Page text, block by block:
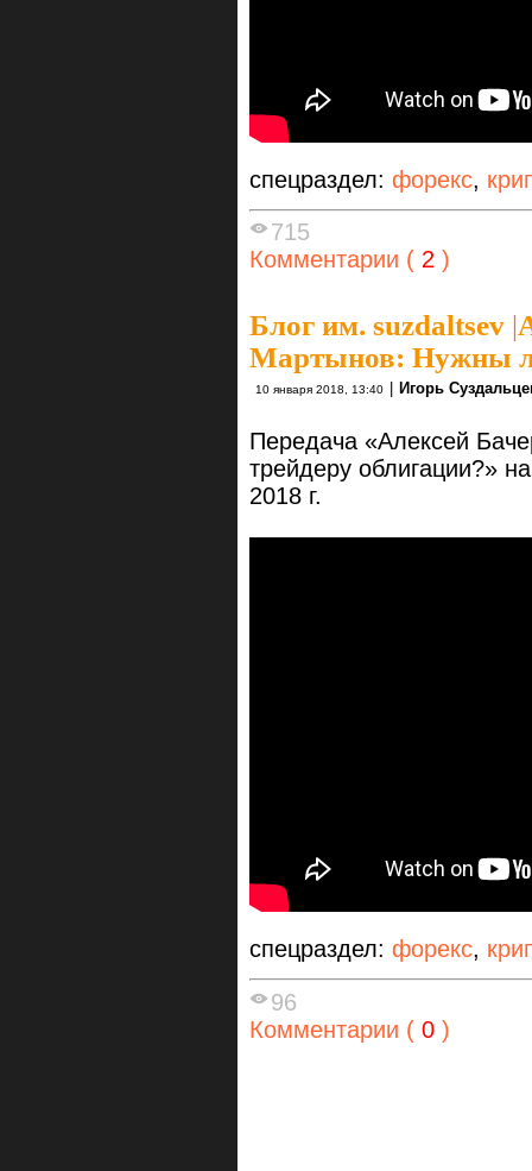
спецраздел: форекс,
715
Комментарии ( 2 )
Блог им. suzdaltsev |
Мартынов: Нужны
10 января 2018, 13:40 Игорь
Передача «Алексей
трейдеру облигации?»
2018 г.
спецраздел: форекс,
96
Комментарии ( 0 )